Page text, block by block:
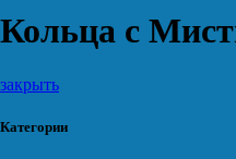
Кольца с
закрыть
Категории